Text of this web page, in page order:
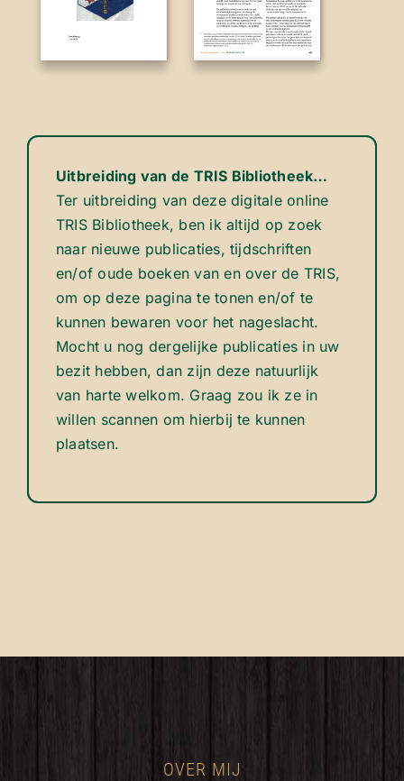
Uitbreiding van de TRIS Bibliotheek…
Ter uitbreiding van deze digitale online
TRIS Bibliotheek, ben ik altijd op zoek
naar nieuwe publicaties, tijdschriften
en/of oude boeken van en over de TRIS,
om op deze pagina te tonen en/of te
kunnen bewaren voor het nageslacht.
Mocht u nog dergelijke publicaties in uw
bezit hebben, dan zijn deze natuurlijk
van harte welkom. Graag zou ik ze in
willen scannen om hierbij te kunnen
plaatsen.
OVER MIJ